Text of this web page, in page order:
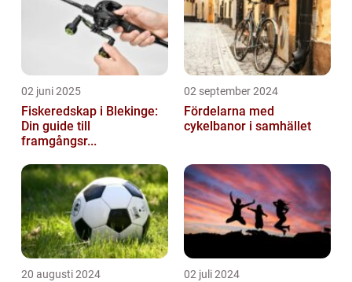
02 juni 2025
Fiskeredskap i Blekinge:
Din guide till
framgångsr...
02 september 2024
Fördelarna med
cykelbanor i samhället
20 augusti 2024 02 juli 2024